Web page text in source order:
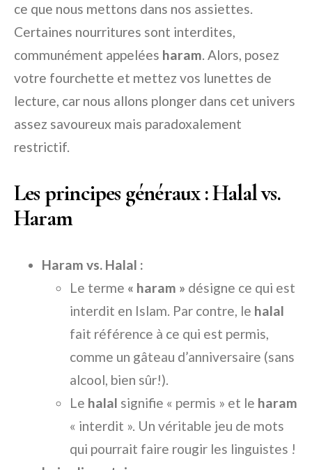
ce que nous mettons dans nos assiettes.
Certaines nourritures sont interdites,
communément appelées haram. Alors, posez
votre fourchette et mettez vos lunettes de
lecture, car nous allons plonger dans cet univers
assez savoureux mais paradoxalement
restrictif.
Les principes généraux : Halal vs.
Haram
Haram vs. Halal :
Le terme « haram » désigne ce qui est
interdit en Islam. Par contre, le halal
fait référence à ce qui est permis,
comme un gâteau d’anniversaire (sans
alcool, bien sûr!).
Le halal signifie « permis » et le haram
« interdit ». Un véritable jeu de mots
qui pourrait faire rougir les linguistes !